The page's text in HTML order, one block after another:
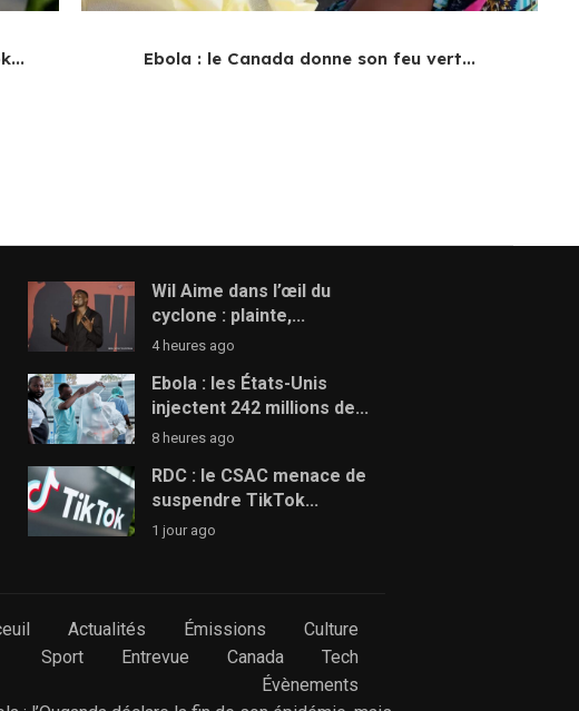
Ebola : le Canada donne son feu vert...
Wil Aime dans l’œil du
cyclone : plainte,...
4 heures ago
Ebola : les États-Unis
injectent 242 millions de...
8 heures ago
RDC : le CSAC menace de
suspendre TikTok...
1 jour ago
Actualités Émissions
Culture
Sport
Entrevue Canada
Tech
Évènements